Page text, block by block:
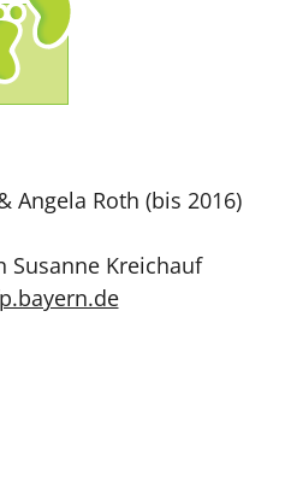
Angela Roth (bis 2016)
Susanne Kreichauf